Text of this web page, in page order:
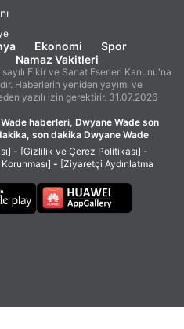
Ekonomi
Spor
Namaz Vakitleri
Fikir ve Sanat Eserleri Kanunu'na
Haberlerin yeniden yayımı ve
yazılı izin gerektirir. 31.07.2026
haberleri, Dwyane Wade son
son dakika Dwyane Wade
- [Gizlilik ve Çerez Politikası] -
- [Ziyaretçi Aydınlatma